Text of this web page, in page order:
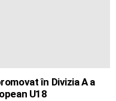
în Divizia A a
U18